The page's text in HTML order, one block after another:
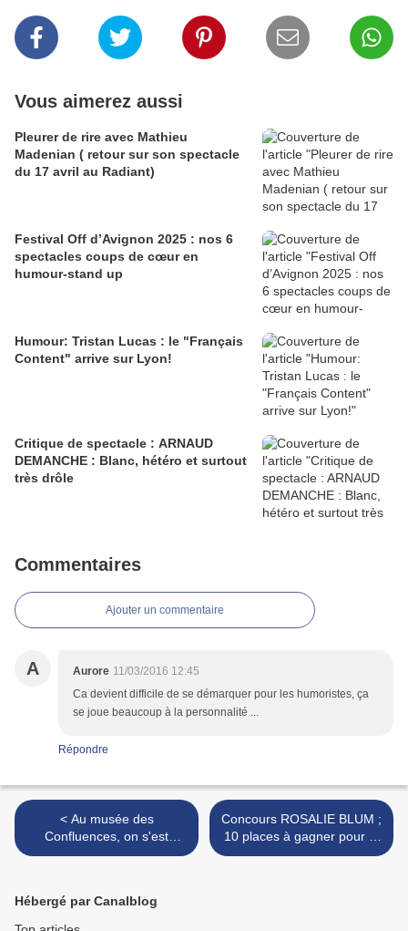
Vous aimerez aussi
Pleurer de rire avec Mathieu
Madenian ( retour sur son spectacle
du 17 avril au Radiant)
Festival Off d’Avignon 2025 : nos 6
spectacles coups de cœur en
humour-stand up
Humour: Tristan Lucas : le "Français
Content" arrive sur Lyon!
Critique de spectacle : ARNAUD
DEMANCHE : Blanc, hétéro et surtout
très drôle
Commentaires
Ajouter un commentaire
A Aurore 11/03/2016 12:45
Ca devient difficile de se démarquer pour les humoristes, ça
se joue beaucoup à la personnalité ...
Répondre
< Au musée des
Confluences, on s'est
défié..en famille!!!
Concours ROSALIE BLUM ;
10 places à gagner pour le
très beau feel good movie
Hébergé par Canalblog